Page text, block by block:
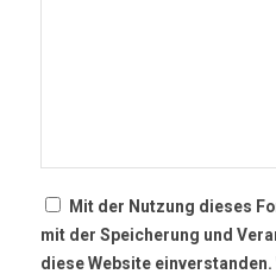
Mit der Nutzung dieses
mit der Speicherung und
diese Website